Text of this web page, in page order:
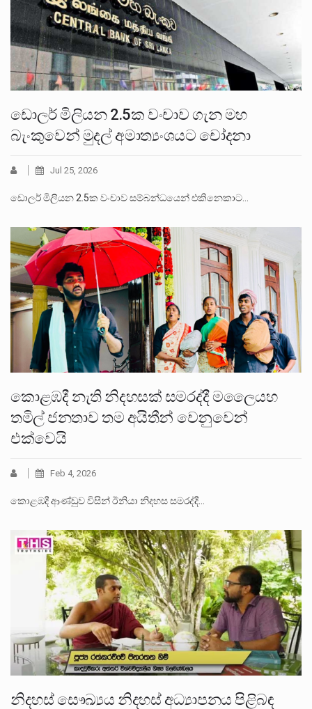
ඩොලර් මිලියන 2.5ක වංචාව ගැන මහ
බැංකුවෙන් මුදල් අමාත්‍යංශයට චෝදනා
Jul 25, 2026
ඩොලර් මිලියන 2.5ක වංචාව සම්බන්ධයෙන් එකිනෙකාට…
කොළඹදී නැති නිදහසක් සමරද්දී මලෛයහ
තමිල් ජනතාව තම අයිතීන් වෙනුවෙන්
එක්වෙයි
Feb 4, 2026
කොළඹදී ආණ්ඩුව විසින් ඊනියා නිදහස සමරද්දී…
නිදහස් සෞඛ්‍යය නිදහස් අධ්‍යාපනය පිළිබඳ